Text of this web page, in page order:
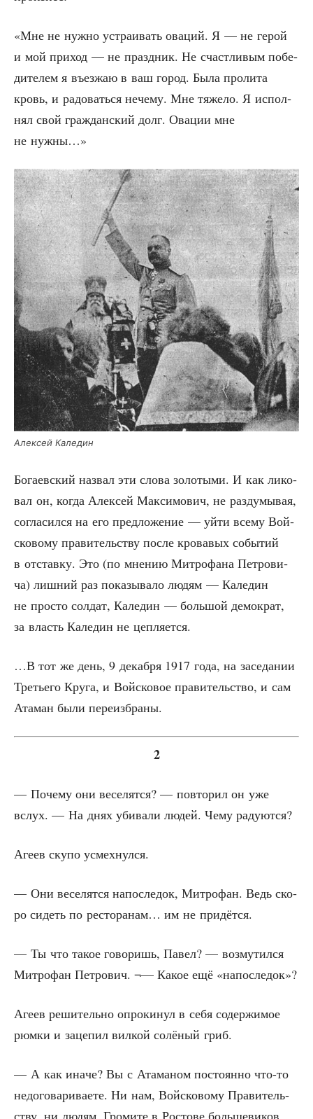
«Мне не нуж­но устра­и­вать ова­ций. Я — не герой
и мой при­ход — не празд­ник. Не счаст­ли­вым побе­
ди­те­лем я въез­жаю в ваш город. Была про­ли­та
кровь, и радо­вать­ся нече­му. Мне тяже­ло. Я испол­
нял свой граж­дан­ский долг. Ова­ции мне
не нужны…»
Алек­сей Каледин
Бога­ев­ский назвал эти сло­ва золо­ты­ми. И как лико­
вал он, когда Алек­сей Мак­си­мо­вич, не раз­ду­мы­вая,
согла­сил­ся на его пред­ло­же­ние — уйти все­му Вой­
ско­во­му пра­ви­тель­ству после кро­ва­вых собы­тий
в отстав­ку. Это (по мне­нию Мит­ро­фа­на Пет­ро­ви­
ча) лиш­ний раз пока­зы­ва­ло людям — Кале­дин
не про­сто сол­дат, Кале­дин — боль­шой демо­крат,
за власть Кале­дин не цепляется.
…В тот же день, 9 декаб­ря 1917 года, на засе­да­нии
Тре­тье­го Кру­га, и Вой­ско­вое пра­ви­тель­ство, и сам
Ата­ман были переизбраны.
2
— Поче­му они весе­лят­ся? — повто­рил он уже
вслух. — На днях уби­ва­ли людей. Чему радуются?
Аге­ев ску­по усмехнулся.
— Они весе­лят­ся напо­сле­док, Мит­ро­фан. Ведь ско­
ро сидеть по ресто­ра­нам… им не придётся.
— Ты что такое гово­ришь, Павел? — воз­му­тил­ся
Мит­ро­фан Пет­ро­вич. ¬— Какое ещё «напо­сле­док»?
Аге­ев реши­тель­но опро­ки­нул в себя содер­жи­мое
рюм­ки и заце­пил вил­кой солё­ный гриб.
— А как ина­че? Вы с Ата­ма­ном посто­ян­но что-то
недо­го­ва­ри­ва­е­те. Ни нам, Вой­ско­во­му Пра­ви­тель­